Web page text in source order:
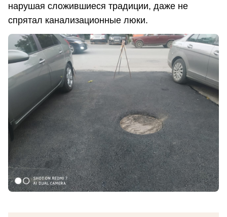
нарушая сложившиеся традиции, даже не
спрятал канализационные люки.